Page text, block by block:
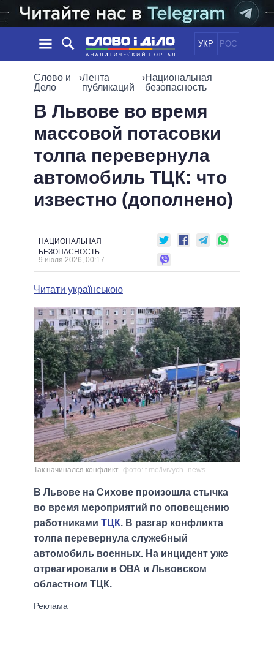
УКР РОС
НОВОСТИ
ЛЕНТА
СТАТЬИ
МНЕНИЯ
ОБЗОРЫ
ДАЙДЖЕСТЫ
ЭКОНОМИКА
ОБЩЕСТВО
МИР
ПОЛИТИКИ
ВСЕ ПОЛИТИКИ
ПРЕЗИДЕНТ И ОФИС
ВЕРХОВНАЯ РАДА
КАБИНЕТ МИНИСТРОВ
ГЛАВЫ ОБЛАДМИНИСТРАЦИЙ
МЭРЫ
ВСЕ ПЕРСОНЫ
ИНФОГРАФИКА
ВИДЕО
ПОДДЕРЖАТЬ
СРАВНЕНИЕ ПОЛИТИКОВ
Слово и
Дело
›Лента
публикаций
›Национальная
безопасность
В Львове во время
массовой потасовки
толпа перевернула
автомобиль ТЦК: что
известно (дополнено)
НАЦИОНАЛЬНАЯ
БЕЗОПАСНОСТЬ
9 июля 2026, 00:17
Читати українською
Так начинался конфликт. фото: t.me/lvivych_news
В Львове на Сихове произошла стычка
во время мероприятий по оповещению
работниками ТЦК. В разгар конфликта
толпа перевернула служебный
автомобиль военных. На инцидент уже
отреагировали в ОВА и Львовском
областном ТЦК.